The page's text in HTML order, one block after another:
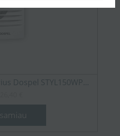
Dospel STYL150WP...